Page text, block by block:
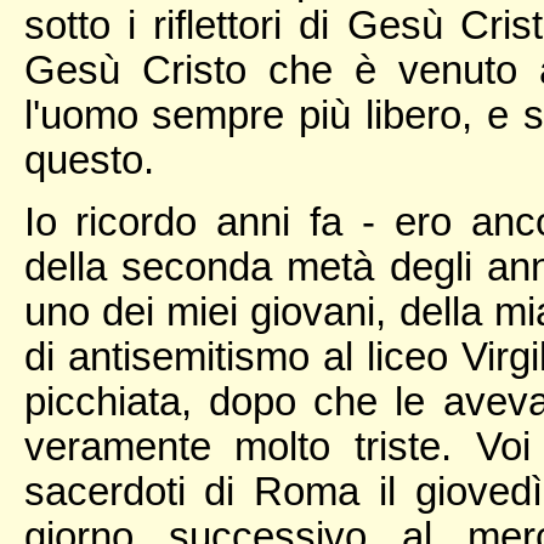
sotto i riflettori di Gesù
Gesù Cristo che è venuto
l'uomo sempre più libero, e
questo.
Io ricordo anni fa - ero
della seconda metà degli
uno dei miei giovani, della
di antisemitismo al liceo
picchiata, dopo che le
veramente molto triste.
sacerdoti di Roma il